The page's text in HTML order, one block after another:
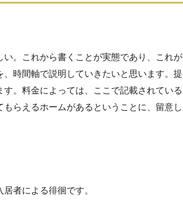
。これから書くことが実態であり、これが
時間軸で説明していきたいと思います。提
。料金によっては、ここで記載されている
らえるホームがあるということに、留意し
者による徘徊です。